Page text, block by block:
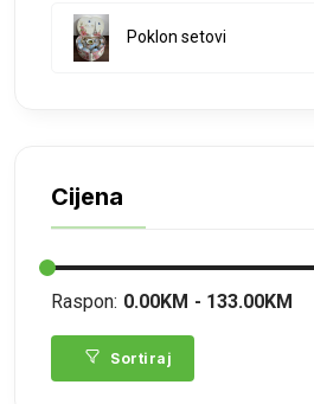
Poklon setovi
Cijena
Raspon: 0.00KM 133.00KM
Sortiraj